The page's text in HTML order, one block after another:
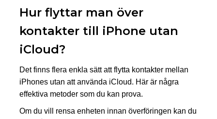
Hur flyttar man över
kontakter till iPhone utan
iCloud?
Det finns flera enkla sätt att flytta kontakter mellan
iPhones utan att använda iCloud. Här är några
effektiva metoder som du kan prova.
Om du vill rensa enheten innan överföringen kan du